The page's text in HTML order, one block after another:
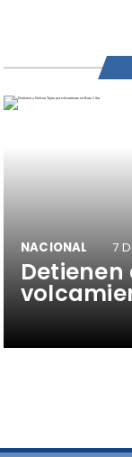
Detienen
NACIONAL 7